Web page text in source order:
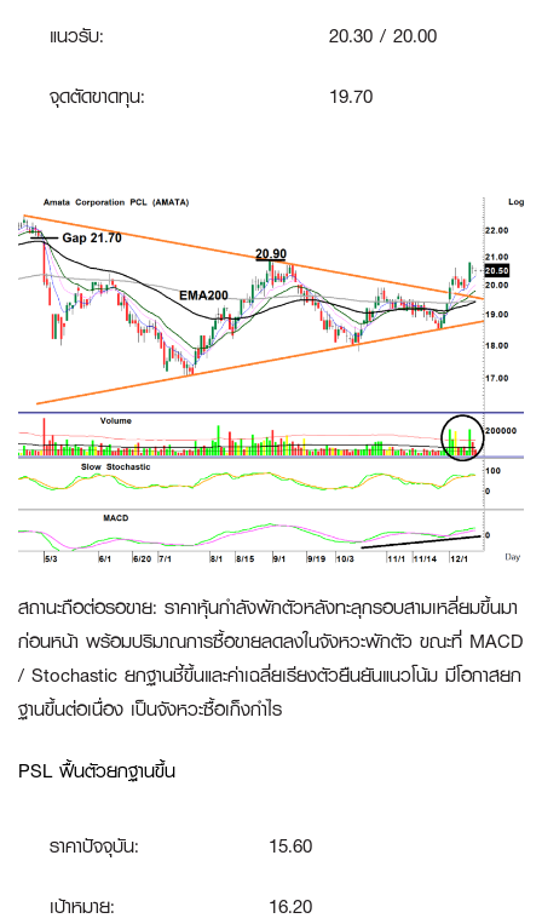
แนวรับ:
20.30 / 20.00
จุดตัดขาดทุน:
19.70
สถานะถือต่อรอขาย: ราคาหุ้นกำลังพักตัวหลังทะลุกรอบสามเหลี่ยมขึ้นมา
ก่อนหน้า พร้อมปริมาณการซื้อขายลดลงในจังหวะพักตัว ขณะที่ MACD
/ Stochastic ยกฐานชี้ขึ้นและค่าเฉลี่ยเรียงตัวยืนยันแนวโน้ม มีโอกาสยก
ฐานขึ้นต่อเนื่อง เป็นจังหวะซื้อเก็งกำไร
PSL ฟื้นตัวยกฐานขึ้น
ราคาปัจจุบัน:
15.60
เป้าหมาย:
16.20